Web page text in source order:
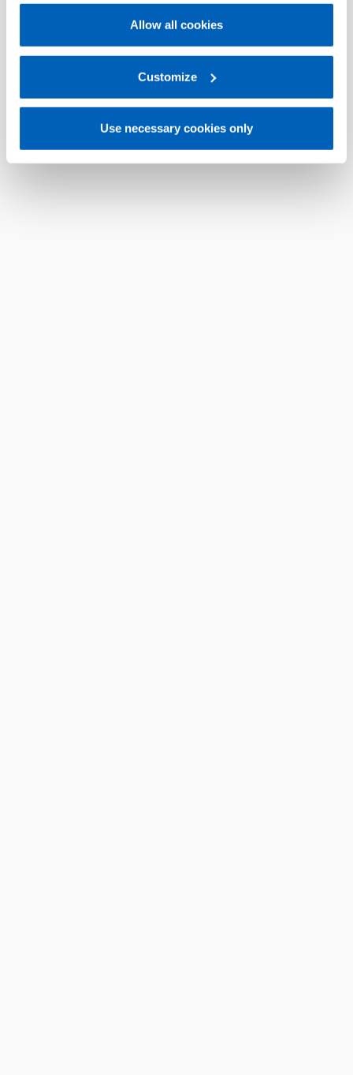
regarding processing of personal data, at the following
Gefran - Privacy Policy.
Allow all cookies
Customize
Use necessary cookies only